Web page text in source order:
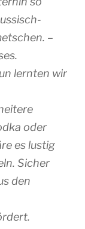
–
lernten wir
oder
es lustig
Sicher
den